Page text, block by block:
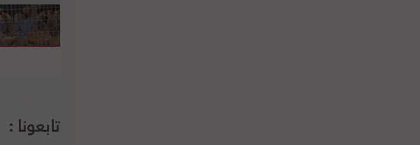
تابعونا :